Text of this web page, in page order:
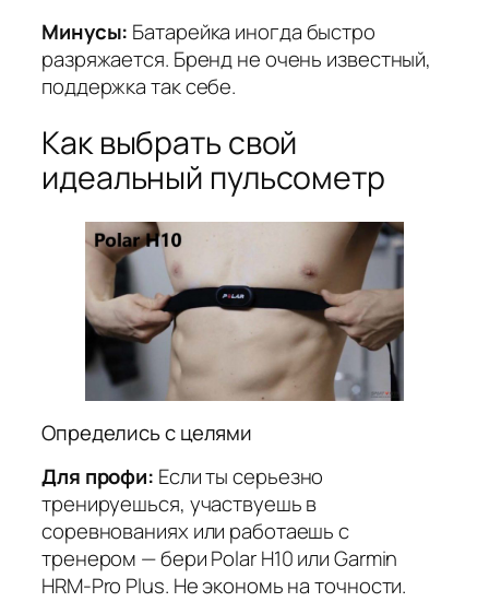
Минусы: Батарейка иногда быстро
разряжается. Бренд не очень известный,
поддержка так себе.
Как выбрать свой
идеальный пульсометр
Определись с целями
Для профи: Если ты серьезно
тренируешься, участвуешь в
соревнованиях или работаешь с
тренером — бери Polar H10 или Garmin
HRM-Pro Plus. Не экономь на точности.